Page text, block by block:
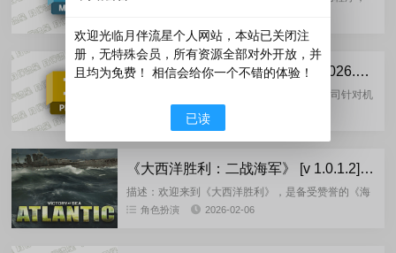
该程序将有助于开发模型、场景、动画、材料以及
与...
Autodesk Inventor professiona 2026.2.1-m0nkrus 英文版
Autodesk inventor professional 是欧特克公司针对机
械设计领域而打造的一整套功能强大的机械设计解决
方案，主要用于三维建模、仿真、可视...
Autodesk系列
《大西洋胜利：二战海军》 [v 1.0.1.2]-FitGir 多语言重制版
描述：欢迎来到《大西洋胜利》，是备受赞誉的《海
上胜利》系列的最新作品。由《太平洋胜利》开发团
角色扮演 2026-02-06
欢迎光临月伴流星个人网站，本站已关闭注
册，无特殊会员，所有资源全部对外开放，并
且均为免费！ 相信会给你一个不错的体验！
已读